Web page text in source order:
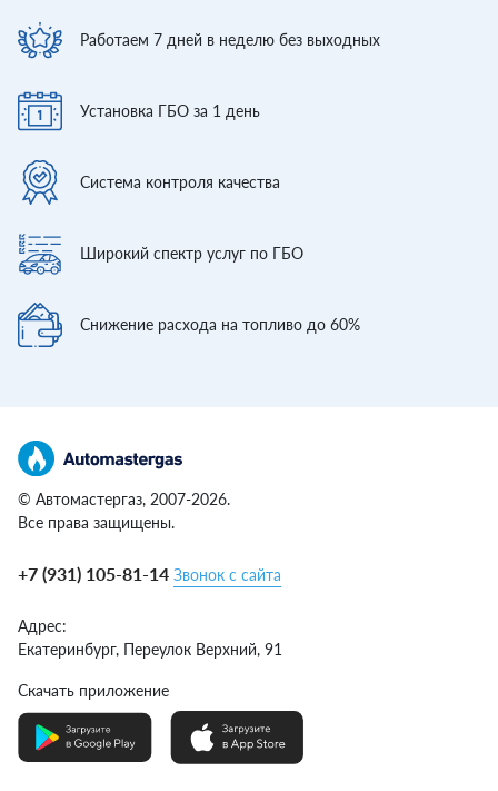
Работаем 7 дней в неделю без выходных
Установка ГБО за 1 день
Система контроля качества
Широкий спектр услуг по ГБО
Снижение расхода на топливо до 60%
© Автомастергаз, 2007-2026.
Все права защищены.
+7 (931) 105-81-14 Звонок с сайта
Адрес:
Екатеринбург, Переулок Верхний, 91
Скачать приложение